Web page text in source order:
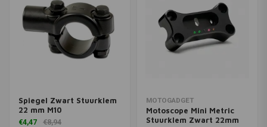
Spiegel Zwart Stuurklem
22 mm M10
€4,47 €8,94
MOTOGADGET
Motoscope Mini Metric
Stuurklem Zwart 22mm